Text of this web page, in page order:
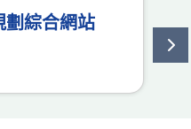
劃綜合網站
下